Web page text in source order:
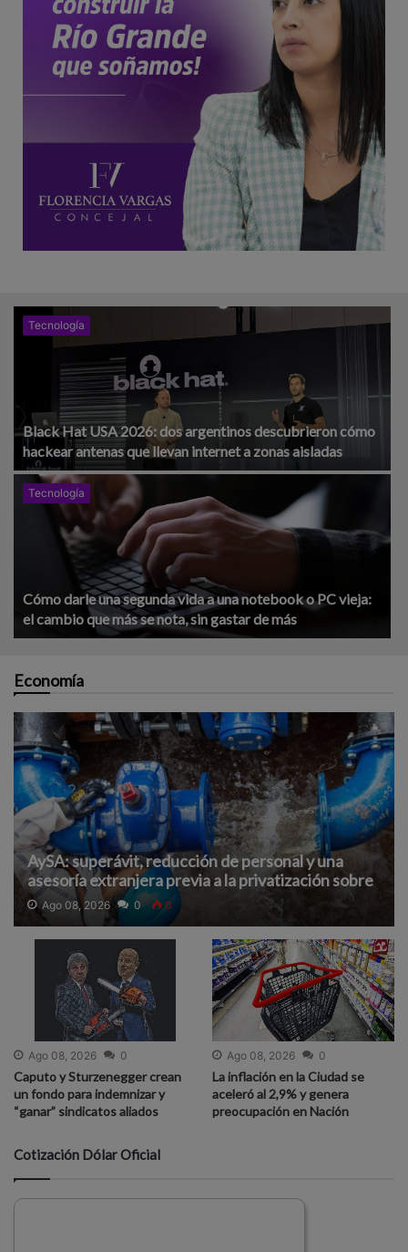
Tecnología
Black Hat USA 2026: dos argentinos descubrieron cómo
hackear antenas que llevan internet a zonas aisladas
Tecnología
Cómo darle una segunda vida a una notebook o PC vieja:
el cambio que más se nota, sin gastar de más
Economía
AySA: superávit, reducción de personal y una
asesoría extranjera previa a la privatización sobre
la que hay pocos detalles
Ago 08, 2026 0 0
Ago 08, 2026 0
Caputo y Sturzenegger crean
un fondo para indemnizar y
“ganar” sindicatos aliados
Ago 08, 2026 0
La inflación en la Ciudad se
aceleró al 2,9% y genera
preocupación en Nación
Cotización Dólar Oficial